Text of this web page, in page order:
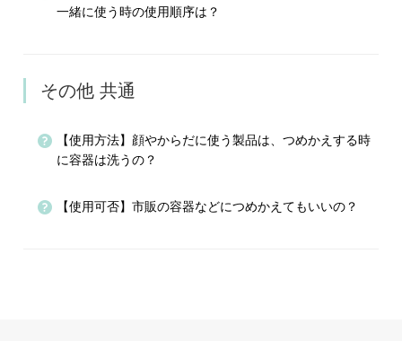
一緒に使う時の使用順序は？
その他 共通
【使用方法】顔やからだに使う製品は、つめかえする時
に容器は洗うの？
【使用可否】市販の容器などにつめかえてもいいの？